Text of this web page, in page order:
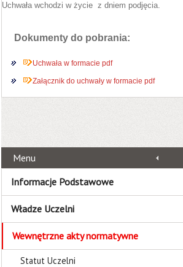
Uchwała wchodzi w życie z dniem podjęcia.
Dokumenty do pobrania:
Uchwała w formacie pdf
Załącznik do uchwały w formacie pdf
Menu
Informacje Podstawowe
Władze Uczelni
Wewnętrzne akty normatywne
Statut Uczelni